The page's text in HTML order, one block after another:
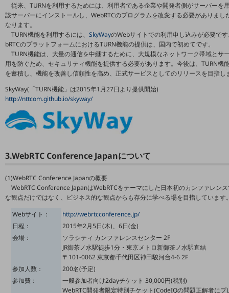
業務支援・マーケティング
災害対策・BCP
課題・ニーズで探す
課題・ニーズで探すTOP
コミュニケーション・情報共有
マーケティング
災害対策
セキュリティ対策
遠隔監視
顧客体験（CX）改善
自動化・省電化
業種・業態で探す
業種・業態で探すTOP
従来、TURNを利用するためには、利用者である企業や開発者側がサーバーを
該サーバーにインストールし、WebRTCのプログラムを改変する必要がありま
なります。
TURN機能を利用するには、 SkyWayのWebサイトでの利用申し込みが必要で
bRTCのプラットフォームにおけるTURN機能の提供は、国内で初めてです。
TURN機能は、大量の通信を中継するために、大規模なネットワーク帯域とサ
用を防ぐため、セキュリティ機能を提供する必要があります。今後は、TURN機
を蓄積し、機能を改善し信頼性を高め、正式サービスとしてのリリースを目指し
SkyWay(「TURN機能」は2015年1月27日より提供開始)
http://nttcom.github.io/skyway/
3.WebRTC Conference Japanについて
(1)WebRTC Conference Japanの概要
WebRTC Conference JapanはWebRTCをテーマにした日本初のカンファレン
な観点だけではなく、ビジネス的な観点からも存分に学べる場を目指しています
Webサイト：
http://webrtcconference.jp/
日程：
2015年2月5日(木)、6日(金)
会場：
ソラシティ カンファレンスセンター 2F
JR御茶ノ水駅徒歩1分・東京メトロ新御茶ノ水駅直結
〒101-0062 東京都千代田区神田駿河台4-6 2F
参加人数：
200名(予定)
参加費：
一般参加者向け2dayチケット 30,000円(税別)
WebRTC開発者限定特別チケット(CodeIQの問題正解者にプ